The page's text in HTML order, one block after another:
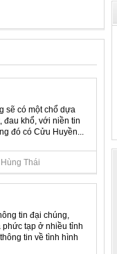
sẽ có một chổ dựa
đau khổ, với niền tin
đó có Cửu Huyền...
Thái
tin đại chúng,
phức tạp ở nhiều tỉnh
tin về tình hình